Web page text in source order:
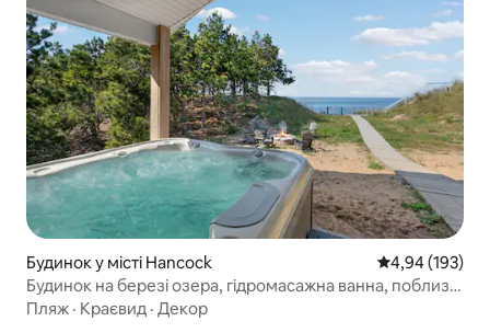
Будинок у місті Hancock Середня
4,94 (193)
Будинок на березі озера, гідромасажна ванна, поблизу
парку штату Маклейн
Пляж · Краєвид · Декор